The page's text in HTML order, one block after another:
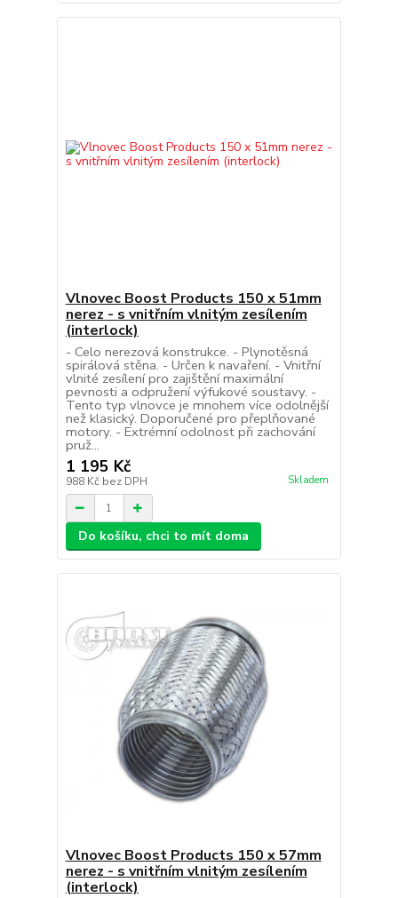
Vlnovec Boost Products 150 x 51mm
nerez - s vnitřním vlnitým zesílením
(interlock)
- Celo nerezová konstrukce. - Plynotěsná
spirálová stěna. - Určen k navaření. - Vnitřní
vlnité zesílení pro zajištění maximální
pevnosti a odpružení výfukové soustavy. -
Tento typ vlnovce je mnohem více odolnější
než klasický. Doporučené pro přeplňované
motory. - Extrémní odolnost při zachování
pruž...
1 195 Kč
988 Kč bez DPH Skladem
Do košíku, chci to mít doma
Vlnovec Boost Products 150 x 57mm
nerez - s vnitřním vlnitým zesílením
(interlock)